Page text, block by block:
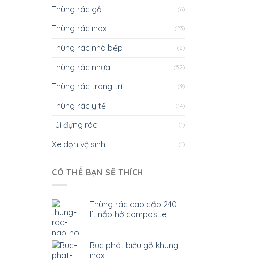
Thùng rác gỗ (6)
Thùng rác inox (23)
Thùng rác nhà bếp (2)
Thùng rác nhựa (52)
Thùng rác trang trí (9)
Thùng rác y tế (14)
Túi đựng rác (1)
Xe dọn vệ sinh (1)
CÓ THỂ BẠN SẼ THÍCH
Thùng rác cao cấp 240
lít nắp hở composite
Bục phát biểu gỗ khung
inox